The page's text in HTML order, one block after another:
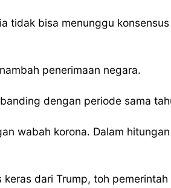
tidak bisa menunggu
penerimaan negara.
dengan periode sama
wabah korona. Dalam
dari Trump, toh